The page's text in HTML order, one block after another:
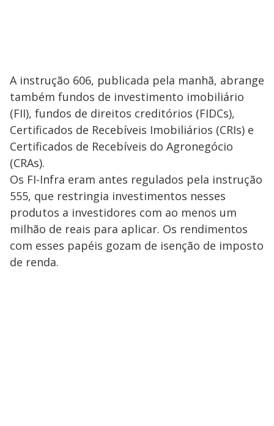
A instrução 606, publicada pela manhã, abrange
também fundos de investimento imobiliário
(FII), fundos de direitos creditórios (FIDCs),
Certificados de Recebíveis Imobiliários (CRIs) e
Certificados de Recebíveis do Agronegócio
(CRAs).
Os FI-Infra eram antes regulados pela instrução
555, que restringia investimentos nesses
produtos a investidores com ao menos um
milhão de reais para aplicar. Os rendimentos
com esses papéis gozam de isenção de imposto
de renda.